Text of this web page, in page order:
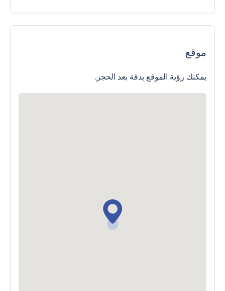
موقع
يمكنك رؤية الموقع بدقة بعد الحجز.